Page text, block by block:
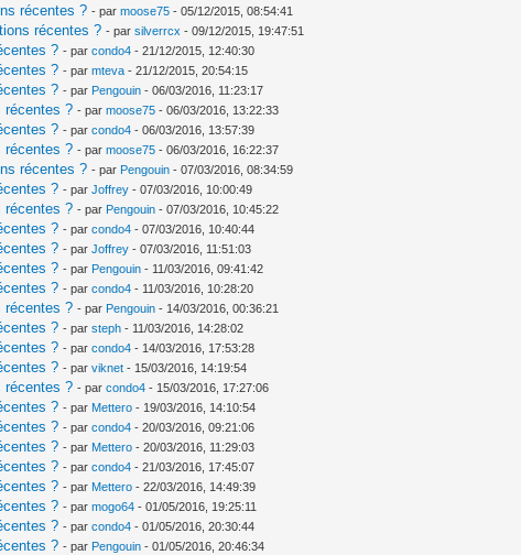
récentes ? - parmoose75 - 05/12/2015, 08:54:41
récentes ? - parsilverrcx - 09/12/2015, 19:47:51
? - parcondo4 - 21/12/2015, 12:40:30
? - parmteva - 21/12/2015, 20:54:15
? - par Pengouin - 06/03/2016, 11:23:17
récentes ? - parmoose75 - 06/03/2016, 13:22:33
? - parcondo4 - 06/03/2016, 13:57:39
récentes ? - parmoose75 - 06/03/2016, 16:22:37
récentes ? - par Pengouin - 07/03/2016, 08:34:59
? - parJoffrey - 07/03/2016, 10:00:49
récentes ? - par Pengouin - 07/03/2016, 10:45:22
? - parcondo4 - 07/03/2016, 10:40:44
? - parJoffrey - 07/03/2016, 11:51:03
? - par Pengouin - 11/03/2016, 09:41:42
? - parcondo4 - 11/03/2016, 10:28:20
récentes ? - par Pengouin - 14/03/2016, 00:36:21
? - parsteph - 11/03/2016, 14:28:02
? - parcondo4 - 14/03/2016, 17:53:28
? - parviknet - 15/03/2016, 14:19:54
récentes ? - parcondo4 - 15/03/2016, 17:27:06
? - par Mettero - 19/03/2016, 14:10:54
? - parcondo4 - 20/03/2016, 09:21:06
? - par Mettero - 20/03/2016, 11:29:03
? - parcondo4 - 21/03/2016, 17:45:07
? - par Mettero - 22/03/2016, 14:49:39
? - parmogo64 - 01/05/2016, 19:25:11
? - parcondo4 - 01/05/2016, 20:30:44
? - par Pengouin - 01/05/2016, 20:46:34